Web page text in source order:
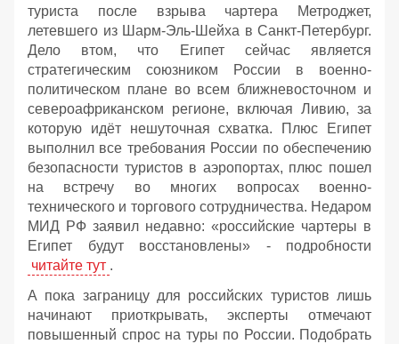
туриста после взрыва чартера Метроджет,
летевшего из Шарм-Эль-Шейха в Санкт-Петербург.
Дело втом, что Египет сейчас является
стратегическим союзником России в военно-
политическом плане во всем ближневосточном и
североафриканском регионе, включая Ливию, за
которую идёт нешуточная схватка. Плюс Египет
выполнил все требования России по обеспечению
безопасности туристов в аэропортах, плюс пошел
на встречу во многих вопросах военно-
технического и торгового сотрудничества. Недаром
МИД РФ заявил недавно: «российские чартеры в
Египет будут восстановлены» - подробности
читайте тут .
А пока заграницу для российских туристов лишь
начинают приоткрывать, эксперты отмечают
повышенный спрос на туры по России. Подобрать